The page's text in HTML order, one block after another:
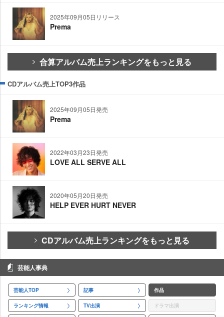
2025年09月05日リリース
Prema
合算アルバム売上ランキングをもっと見る
CDアルバム売上TOP3作品
2025年09月05日発売
Prema
2022年03月23日発売
LOVE ALL SERVE ALL
2020年05月20日発売
HELP EVER HURT NEVER
CDアルバム売上ランキングをもっと見る
芸能人事典
芸能人TOP 記事 作品
ランキング情報 TV出演 ドラマ出演